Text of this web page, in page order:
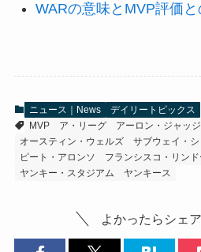
WARの意味とMVP評価と
ニュース｜News
デイリートピックス
MVP
ア・リーグ アーロン・ジャッジ
オースティン・ウェルズ
サブウェイ・
ピート・アロンソ
フランシスコ・リンド
ヤンキー・スタジアム
ヤンキース
よかったらシェ